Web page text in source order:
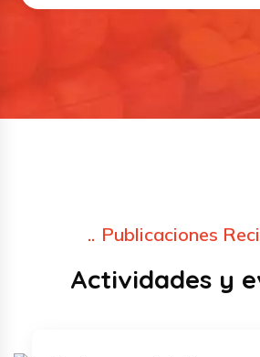
Publicaciones
Actividades y